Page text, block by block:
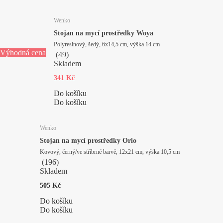
Výhodná cena
Wenko
Stojan na mycí prostředky Woya
Polyresinový, šedý, 6x14,5 cm, výška 14 cm
(49)
Skladem
341 Kč
Do košíku
Do košíku
Wenko
Stojan na mycí prostředky Orio
Kovový, černý/ve stříbrné barvě, 12x21 cm, výška 10,5 cm
(196)
Skladem
505 Kč
Do košíku
Do košíku